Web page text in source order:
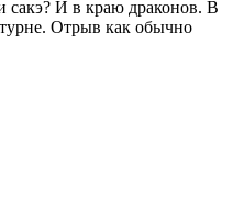
сакэ? И в краю драконов. В
Отрыв как обычно